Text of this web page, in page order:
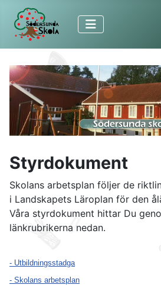
Styrdokument
Skolans arbetsplan följer de
i Landskapets Läroplan för den
Våra styrdokument hittar Du
länkrubrikerna nedan.
- Utbildningsstadga
- Skolans arbetsplan